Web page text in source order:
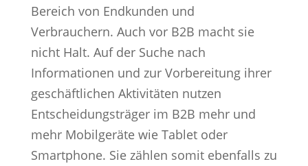
Bereich von Endkunden und
Verbrauchern. Auch vor B2B macht sie
nicht Halt. Auf der Suche nach
Informationen und zur Vorbereitung ihrer
geschäftlichen Aktivitäten nutzen
Entscheidungsträger im B2B mehr und
mehr Mobilgeräte wie Tablet oder
Smartphone. Sie zählen somit ebenfalls zu